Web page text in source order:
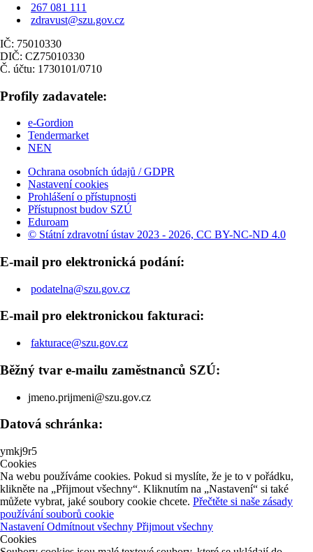
267 081 111
zdravust@szu.gov.cz
IČ: 75010330
DIČ: CZ75010330
Č. účtu: 1730101/0710
Profily zadavatele:
e-Gordion
Tendermarket
NEN
Ochrana osobních údajů / GDPR
Nastavení cookies
Prohlášení o přístupnosti
Přístupnost budov SZÚ
Eduroam
© Státní zdravotní ústav 2023 - 2026, CC BY-NC-ND 4.0
E-mail pro elektronická podání:
podatelna@szu.gov.cz
E-mail pro elektronickou fakturaci:
fakturace@szu.gov.cz
Běžný tvar e-mailu zaměstnanců SZÚ:
jmeno.prijmeni@szu.gov.cz
Datová schránka:
ymkj9r5
Cookies
Na webu používáme cookies. Pokud si myslíte, že je to v pořádku,
klikněte na „Přijmout všechny“. Kliknutím na „Nastavení“ si také
můžete vybrat, jaké soubory cookie chcete. Přečtěte si naše zásady
používání souborů cookie
NastaveníOdmítnout všechny Přijmout všechny
Cookies